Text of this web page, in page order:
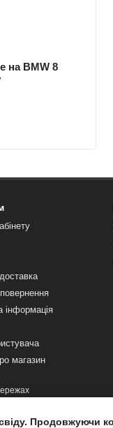
на BMW 8
інформація
магазин
Продовжуючи